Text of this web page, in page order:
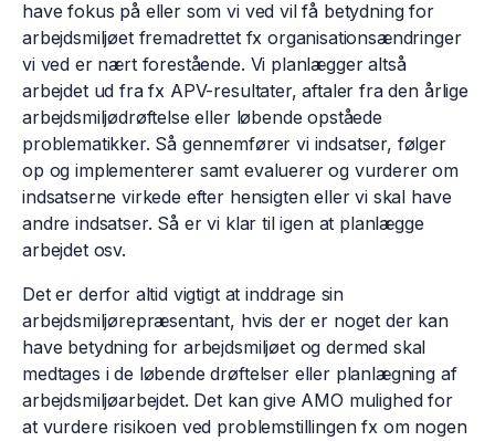
have fokus på eller som vi ved vil få betydning for
arbejdsmiljøet fremadrettet fx organisationsændringer
vi ved er nært forestående. Vi planlægger altså
arbejdet ud fra fx APV-resultater, aftaler fra den årlige
arbejdsmiljødrøftelse eller løbende opståede
problematikker. Så gennemfører vi indsatser, følger
op og implementerer samt evaluerer og vurderer om
indsatserne virkede efter hensigten eller vi skal have
andre indsatser. Så er vi klar til igen at planlægge
arbejdet osv.
Det er derfor altid vigtigt at inddrage sin
arbejdsmiljørepræsentant, hvis der er noget der kan
have betydning for arbejdsmiljøet og dermed skal
medtages i de løbende drøftelser eller planlægning af
arbejdsmiljøarbejdet. Det kan give AMO mulighed for
at vurdere risikoen ved problemstillingen fx om nogen